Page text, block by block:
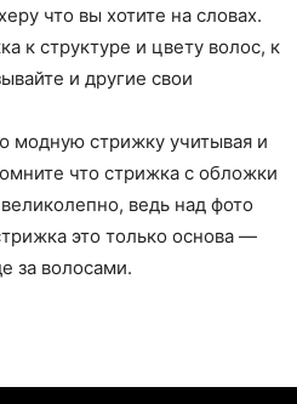
что вы хотите на словах.
к структуре и цвету волос, к
и другие свои
модную стрижку учитывая и
что стрижка с обложки
ведь над фото
это только основа —
за волосами.